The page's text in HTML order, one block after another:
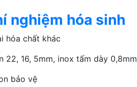
nghiệm hóa sinh
hóa chất khác
16, 5mm, inox tấm dày 0,8mm
bảo vệ